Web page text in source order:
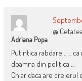
Adriana Popa
@
Putintica rabdare .. ..
doamna din politica …
Chiar daca are creierul